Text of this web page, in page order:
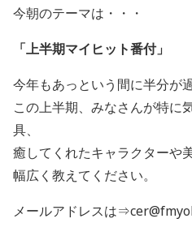
今朝のテーマは・・・
「上半期マイヒット番付」
今年もあっという間に半分が
この上半期、みなさんが特に
具、
癒してくれたキャラクターや
幅広く教えてください。
メールアドレスは